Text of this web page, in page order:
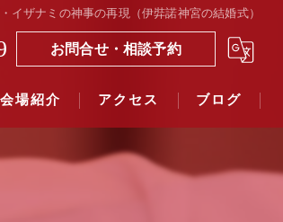
イザナミの神事の再現（伊弉諾神宮の結婚式）
お問合せ・相談予約
度東京
場紹介 アクセス ブログ